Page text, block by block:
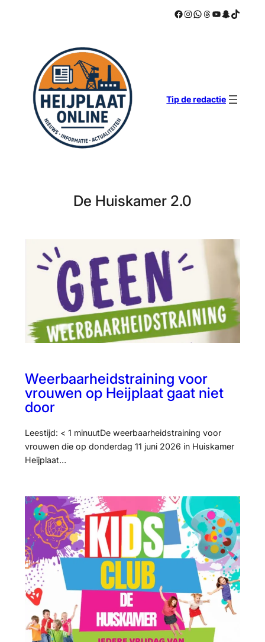
Facebook
Instagram
WhatsApp
Threads
YouTube
Snapchat
TikTok
Tip de redactie
De Huiskamer 2.0
Weerbaarheidstraining voor
vrouwen op Heijplaat gaat niet
door
Leestijd: < 1 minuutDe weerbaarheidstraining voor
vrouwen die op donderdag 11 juni 2026 in Huiskamer
Heijplaat…